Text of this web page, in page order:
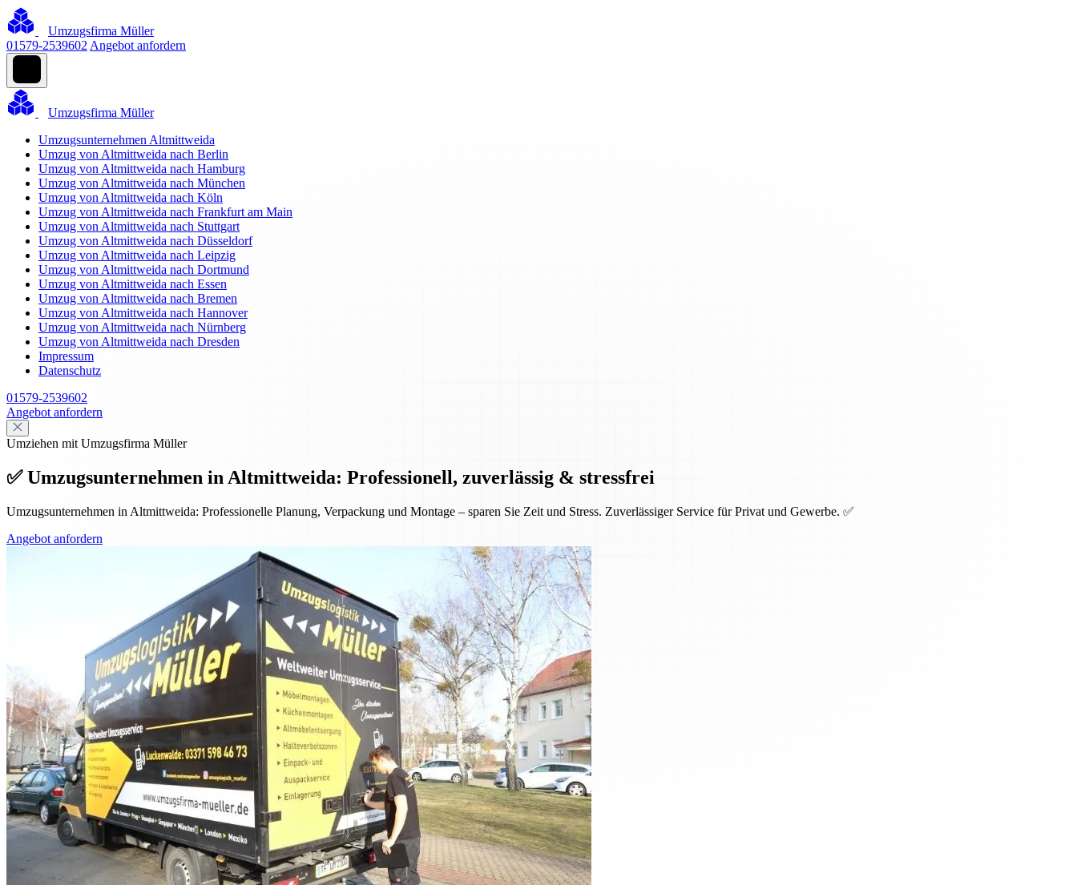
Umzugsfirma Müller
01579-2539602 Angebot anfordern
Umzugsfirma Müller
Umzugsunternehmen Altmittweida
Umzug von Altmittweida nach Berlin
Umzug von Altmittweida nach Hamburg
Umzug von Altmittweida nach München
Umzug von Altmittweida nach Köln
Umzug von Altmittweida nach Frankfurt am Main
Umzug von Altmittweida nach Stuttgart
Umzug von Altmittweida nach Düsseldorf
Umzug von Altmittweida nach Leipzig
Umzug von Altmittweida nach Dortmund
Umzug von Altmittweida nach Essen
Umzug von Altmittweida nach Bremen
Umzug von Altmittweida nach Hannover
Umzug von Altmittweida nach Nürnberg
Umzug von Altmittweida nach Dresden
Impressum
Datenschutz
01579-2539602
Angebot anfordern
Umziehen mit Umzugsfirma Müller
✅ Umzugsunternehmen in Altmittweida: Professionell, zuverlässig & stressfrei
Umzugsunternehmen in Altmittweida: Professionelle Planung, Verpackung und Montage – sparen Sie Zeit und Stress. Zuverlässiger Service für Privat und Gewerbe. ✅
Angebot anfordern